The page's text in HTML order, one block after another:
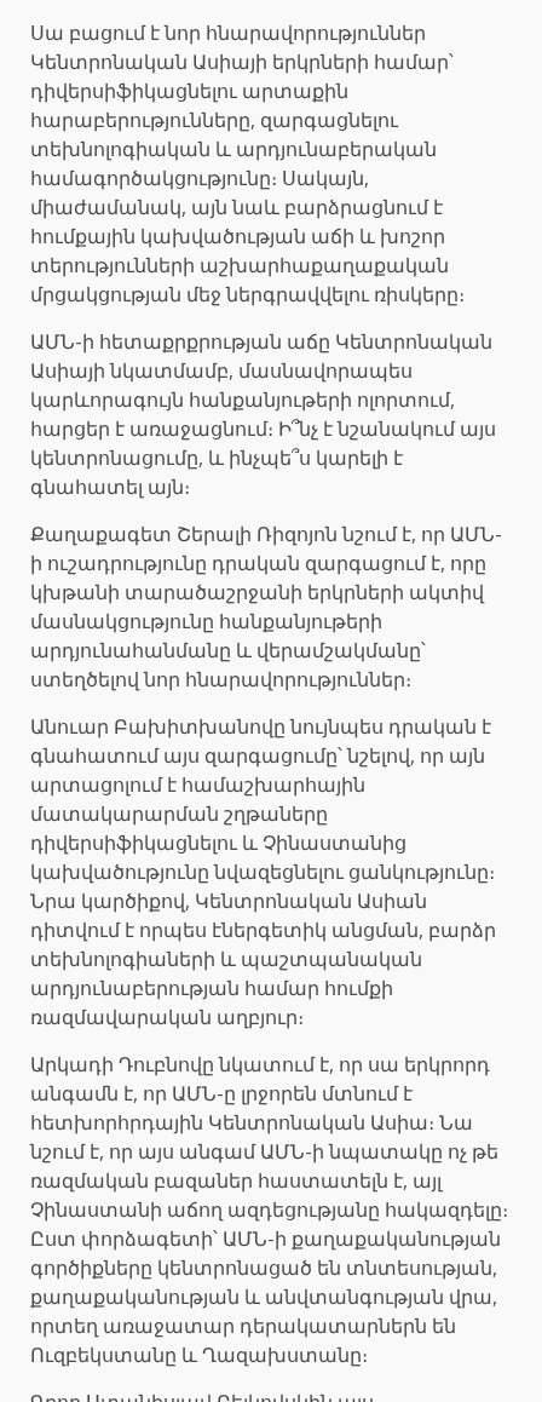
Սա բացում է նոր հնարավորություններ
Կենտրոնական Ասիայի երկրների համար՝
դիվերսիֆիկացնելու արտաքին
հարաբերությունները, զարգացնելու
տեխնոլոգիական և արդյունաբերական
համագործակցությունը։ Սակայն,
միաժամանակ, այն նաև բարձրացնում է
հումքային կախվածության աճի և խոշոր
տերությունների աշխարհաքաղաքական
մրցակցության մեջ ներգրավվելու ռիսկերը։
ԱՄՆ-ի հետաքրքրության աճը Կենտրոնական
Ասիայի նկատմամբ, մասնավորապես
կարևորագույն հանքանյութերի ոլորտում,
հարցեր է առաջացնում։ Ի՞նչ է նշանակում այս
կենտրոնացումը, և ինչպե՞ս կարելի է
գնահատել այն։
Քաղաքագետ Շերալի Ռիզոյոն նշում է, որ ԱՄՆ-
ի ուշադրությունը դրական զարգացում է, որը
կխթանի տարածաշրջանի երկրների ակտիվ
մասնակցությունը հանքանյութերի
արդյունահանմանը և վերամշակմանը՝
ստեղծելով նոր հնարավորություններ։
Անուար Բախիտխանովը նույնպես դրական է
գնահատում այս զարգացումը՝ նշելով, որ այն
արտացոլում է համաշխարհային
մատակարարման շղթաները
դիվերսիֆիկացնելու և Չինաստանից
կախվածությունը նվազեցնելու ցանկությունը։
Նրա կարծիքով, Կենտրոնական Ասիան
դիտվում է որպես էներգետիկ անցման, բարձր
տեխնոլոգիաների և պաշտպանական
արդյունաբերության համար հումքի
ռազմավարական աղբյուր։
Արկադի Դուբնովը նկատում է, որ սա երկրորդ
անգամն է, որ ԱՄՆ-ը լրջորեն մտնում է
հետխորհրդային Կենտրոնական Ասիա։ Նա
նշում է, որ այս անգամ ԱՄՆ-ի նպատակը ոչ թե
ռազմական բազաներ հաստատելն է, այլ
Չինաստանի աճող ազդեցությանը հակազդելը։
Ըստ փորձագետի՝ ԱՄՆ-ի քաղաքականության
գործիքները կենտրոնացած են տնտեսության,
քաղաքականության և անվտանգության վրա,
որտեղ առաջատար դերակատարներն են
Ուզբեկստանը և Ղազախստանը։